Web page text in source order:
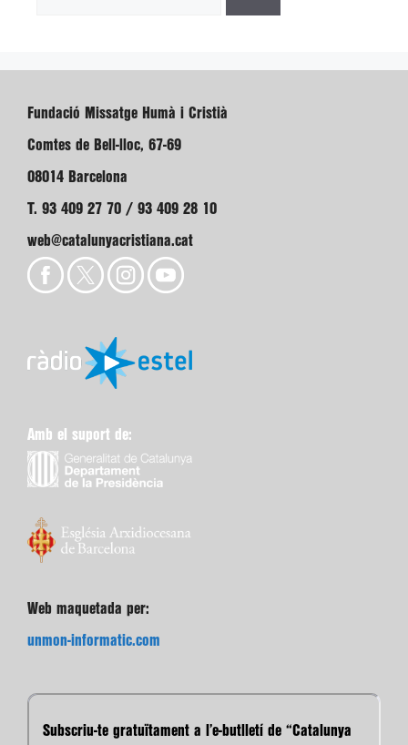
Fundació Missatge Humà i Cristià
Comtes de Bell-lloc, 67-69
08014 Barcelona
T. 93 409 27 70 / 93 409 28 10
web@catalunyacristiana.cat
Amb el suport de:
Web maquetada per:
unmon-informatic.com
Subscriu-te gratuïtament a l’e-butlletí de “Catalunya